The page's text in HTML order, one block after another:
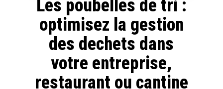
Les poubelles de tri :
optimisez la gestion
des dechets dans
votre entreprise,
restaurant ou cantine